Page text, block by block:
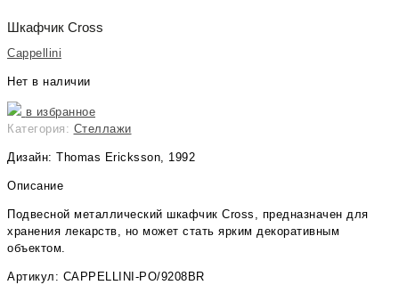
Шкафчик Cross
Cappellini
Нет в наличии
в избранное
Категория: Стеллажи
Дизайн: Thomas Ericksson, 1992
Описание
Подвесной металлический шкафчик Cross, предназначен для
хранения лекарств, но может стать ярким декоративным
объектом.
Артикул: CAPPELLINI-PO/9208BR